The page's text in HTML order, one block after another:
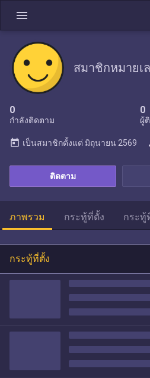
menu
สมาชิกหมายเ
0
กำลังติดตาม
0
ผู้
ติดตาม
today เป็นสมาชิกตั้งแต่ มิถุนายน 2569
ภาพรวม กระทู้ที่ตั้ง กระทู้
กระทู้ที่ตั้ง